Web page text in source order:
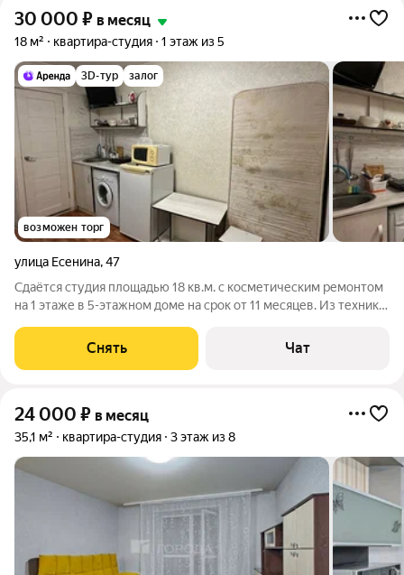
30 000 ₽ в месяц
18 м² квартира-студия 1 этаж из 5
3D-тур залог
возможен торг
улица Есенина,47
Сдаётся студия площадью 18 кв.м. с косметическим ремонтом
на 1 этаже в 5-этажном доме на срок от 11 месяцев. Из техники
Микроволновка Дом - панельный, окна выходят во двор. Во
дворе есть бесплатная
Снять Чат
24 000 ₽ в месяц
35,1 м² квартира-студия 3 этаж из 8